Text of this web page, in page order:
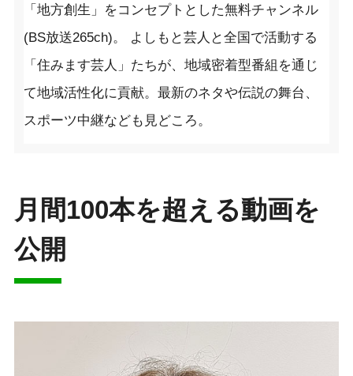
「地方創生」をコンセプトとした無料チャンネル
(BS放送265ch)。 よしもと芸人と全国で活動する
「住みます芸人」たちが、地域密着型番組を通じ
て地域活性化に貢献。最新のネタや伝説の舞台、
スポーツ中継なども見どころ。
月間100本を超える動画を
公開